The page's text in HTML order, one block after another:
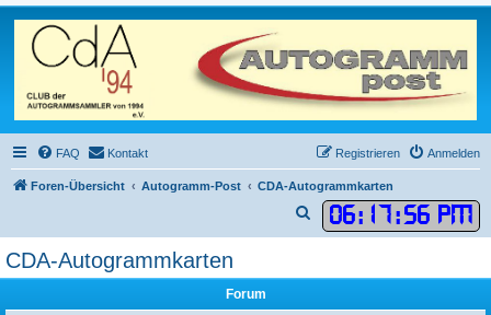
FAQ Kontakt Anmelden
Registrieren
Foren-Übersicht Autogramm-Post CDA-Autogrammkarten
06: 17:56 PM
u
CDA-Autogrammkarten
Forum